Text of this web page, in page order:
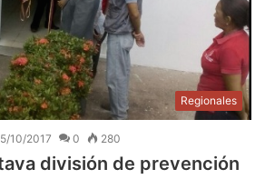
Regionales
10/2017 0 280
división de prevención